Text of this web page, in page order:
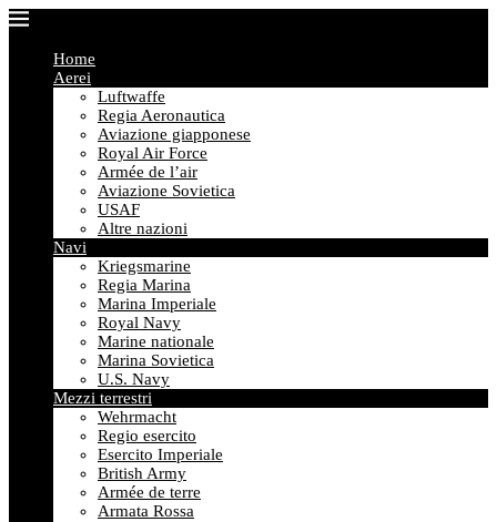
Home
Aerei
Luftwaffe
Regia Aeronautica
Aviazione giapponese
Royal Air Force
Armée de l’air
Aviazione Sovietica
USAF
Altre nazioni
Navi
Kriegsmarine
Regia Marina
Marina Imperiale
Royal Navy
Marine nationale
Marina Sovietica
U.S. Navy
Mezzi terrestri
Wehrmacht
Regio esercito
Esercito Imperiale
British Army
Armée de terre
Armata Rossa